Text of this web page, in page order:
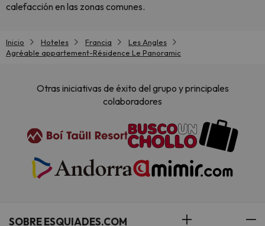
calefacción en las zonas comunes.
Inicio Hoteles Francia
Les Angles
Agréable appartement-Résidence Le Panoramic
Otras iniciativas de éxito del grupo y principales
colaboradores
SOBRE ESQUIADES.COM